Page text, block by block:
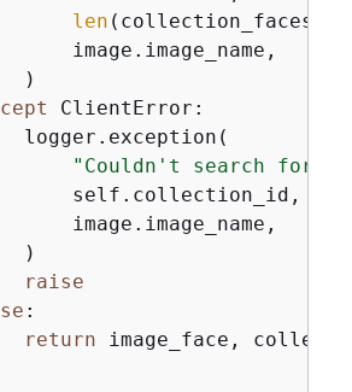
len (collection_faces),
image.image_name,
)
ClientError:
logger.exception(
"Couldn't search for
self.collection_id,
image.image_name,
)
raise
:
return image_face,